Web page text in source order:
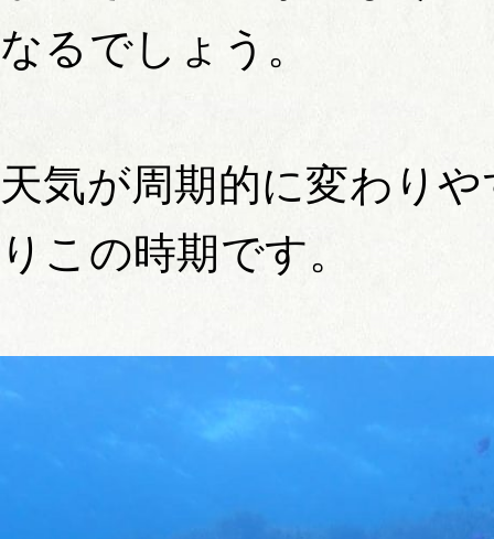
なるでしょう。
天気が周期的に変わり
りこの時期です。